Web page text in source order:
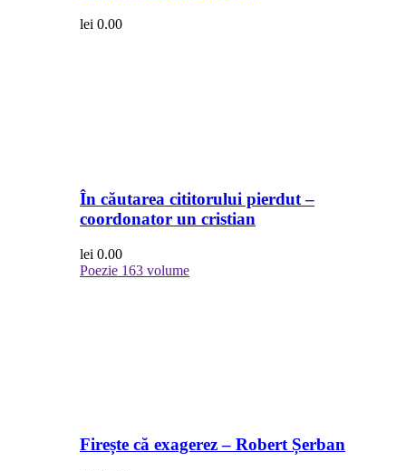
lei 0.00
În căutarea cititorului pierdut –
coordonator un cristian
lei 0.00
Poezie 163 volume
Firește că exagerez – Robert Șerban